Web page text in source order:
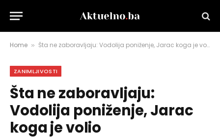
Home » Šta ne zaboravljaju: Vodolija poniženje, Jarac koga je volio
ZANIMLJIVOSTI
Šta ne zaboravljaju:
Vodolija poniženje, Jarac
koga je volio